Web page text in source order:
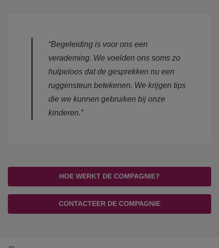
“Begeleiding is voor ons een
verademing. We voelden ons soms zo
hulpeloos dat de gesprekken nu een
ruggensteun betekenen. We krijgen tips
die we kunnen gebruiken bij onze
kinderen.”
HOE WERKT DE COMPAGNIE?
CONTACTEER DE COMPAGNIE